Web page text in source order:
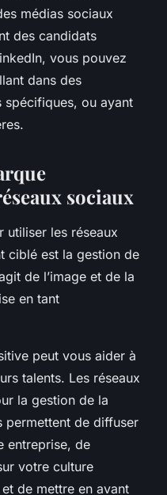
médias sociaux
des candidats
vous pouvez
dans des
spécifiques, ou ayant
sociaux
utiliser les réseaux
ciblé est la gestion de
de l’image et de la
en tant
peut vous aider à
talents. Les réseaux
la gestion de la
permettent de diffuser
entreprise, de
votre culture
de mettre en avant